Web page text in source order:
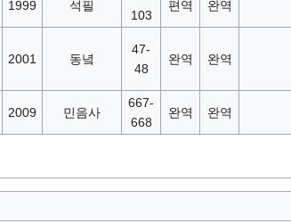
1999 석필
103
편역 완역
2001 동녘
47-
48
완역 완역
2009 민음사
667-
668
완역 완역